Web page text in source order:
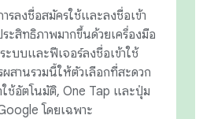
รลงชื่อสมัครใช้และลงชื่อเข้า
ะสิทธิภาพมากขึ้นด้วยเครื่องมือ
ะบบและฟีเจอร์ลงชื่อเข้าใช้
สานรวมนี้ให้ตัวเลือกที่สะดวก
ใช้อัตโนมัติ, One Tap และปุ่ม
โดยเฉพาะ